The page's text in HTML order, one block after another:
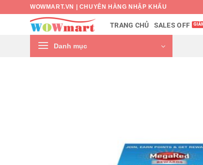
WOWMART.VN | CHUYÊN HÀNG NHẬP KHẨU
TRANG CHỦ SALES OFF
Danh mục